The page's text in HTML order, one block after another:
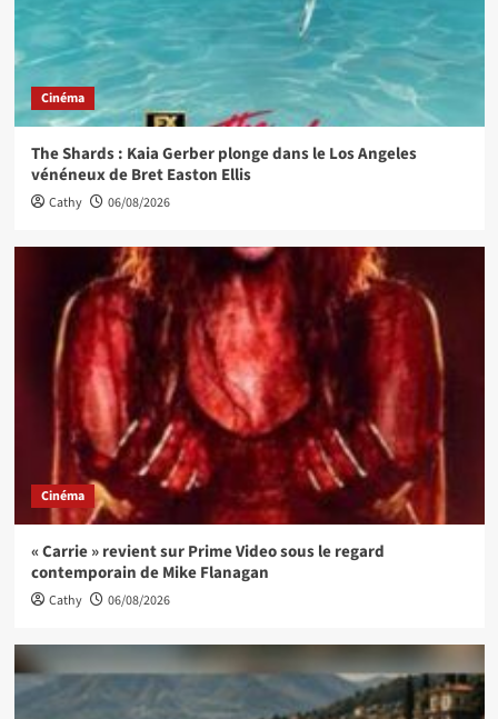
Cinéma
The Shards : Kaia Gerber plonge dans le Los Angeles
vénéneux de Bret Easton Ellis
Cathy 06/08/2026
Cinéma
« Carrie » revient sur Prime Video sous le regard
contemporain de Mike Flanagan
Cathy 06/08/2026